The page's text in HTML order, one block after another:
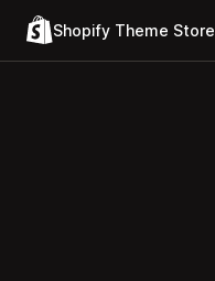
Shopify Theme Store